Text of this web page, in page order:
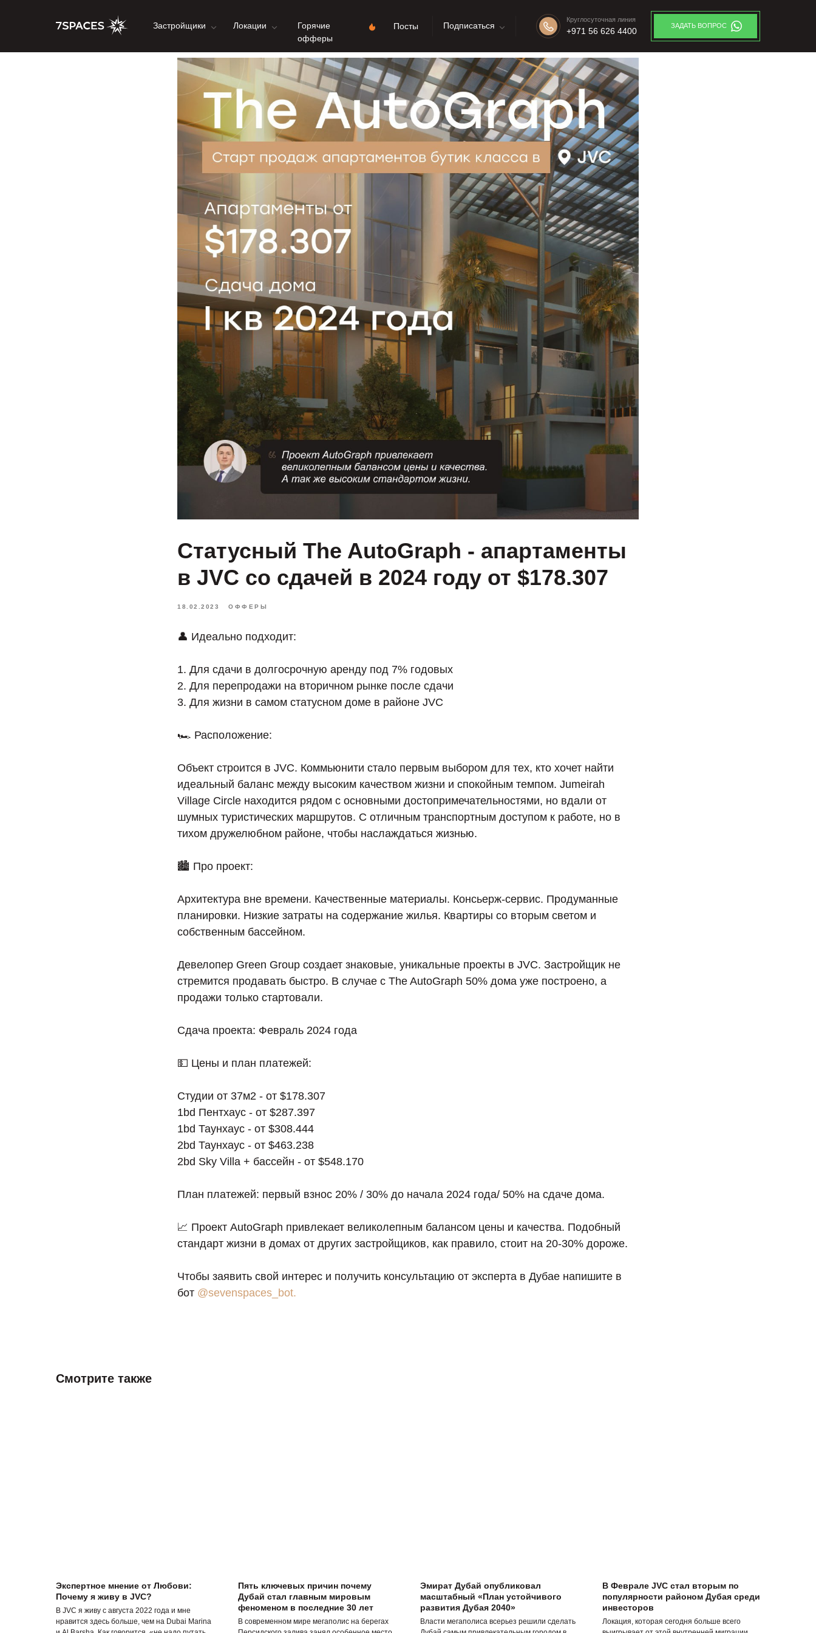
ЗАДАТЬ ВОПРОС
+971 56 626 4400
Круглосуточная линия
Застройщики Локации Подписаться
Горячие
офферы
Посты
Статусный The AutoGraph - апартаменты
в JVC со сдачей в 2024 году от $178.307
18.02.2023 ОФФЕРЫ
👤 Идеально подходит:
1. Для сдачи в долгосрочную аренду под 7% годовых
2. Для перепродажи на вторичном рынке после сдачи
3. Для жизни в самом статусном доме в районе JVC
🏎 Расположение:
Объект строится в JVC. Коммьюнити стало первым выбором для тех, кто хочет найти
идеальный баланс между высоким качеством жизни и спокойным темпом. Jumeirah
Village Circle находится рядом с основными достопримечательностями, но вдали от
шумных туристических маршрутов. С отличным транспортным доступом к работе, но в
тихом дружелюбном районе, чтобы наслаждаться жизнью.
🏙 Про проект:
Архитектура вне времени. Качественные материалы. Консьерж-сервис. Продуманные
планировки. Низкие затраты на содержание жилья. Квартиры со вторым светом и
собственным бассейном.
Девелопер Green Group создает знаковые, уникальные проекты в JVC. Застройщик не
стремится продавать быстро. В случае с The AutoGraph 50% дома уже построено, а
продажи только стартовали.
Сдача проекта: Февраль 2024 года
💵 Цены и план платежей:
Студии от 37м2 - от $178.307
1bd Пентхаус - от $287.397
1bd Таунхаус - от $308.444
2bd Таунхаус - от $463.238
2bd Sky Villa + бассейн - от $548.170
План платежей: первый взнос 20% / 30% до начала 2024 года/ 50% на сдаче дома.
📈 Проект AutoGraph привлекает великолепным балансом цены и качества. Подобный
стандарт жизни в домах от других застройщиков, как правило, стоит на 20-30% дороже.
Чтобы заявить свой интерес и получить консультацию от эксперта в Дубае напишите в
бот @sevenspaces_bot.
Смотрите также
Экспертное мнение от Любови:
Почему я живу в JVC?
В JVC я живу с августа 2022 года и мне
нравится здесь больше, чем на Dubai Marina
Пять ключевых причин почему
Дубай стал главным мировым
феноменом в последние 30 лет
В современном мире мегаполис на берегах
Эмират Дубай опубликовал
масштабный «План устойчивого
развития Дубая 2040»
Власти мегаполиса всерьез решили сделать
В Феврале JVC стал вторым по
популярности районом Дубая среди
инвесторов
Локация, которая сегодня больше всего